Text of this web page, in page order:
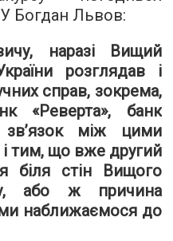
Богдан Львов:
наразі Вищий
розглядав і
справ, зокрема,
«Реверта», банк
між цими
тим, що вже другий
біля стін Вищого
або ж причина
наближаємося до